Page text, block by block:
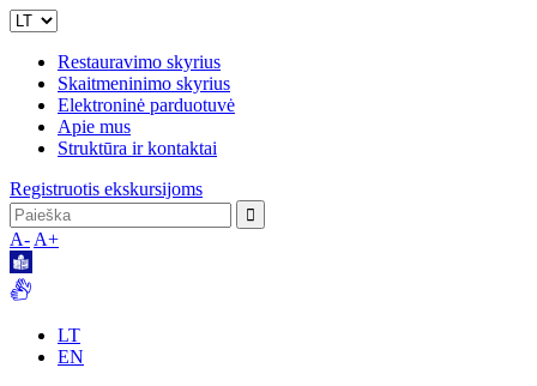
Restauravimo skyrius
Skaitmeninimo skyrius
Elektroninė parduotuvė
Apie mus
Struktūra ir kontaktai
Registruotis ekskursijoms
A- A+
LT
EN